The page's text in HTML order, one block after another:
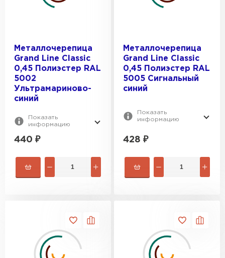
Металлочерепица
Grand Line Classic
0,45 Полиэстер RAL
5002
Ультрамариново-
синий
Показать
информацию
440 ₽
Металлочерепица
Grand Line Classic
0,45 Полиэстер RAL
5005 Сигнальный
синий
Показать
информацию
428 ₽